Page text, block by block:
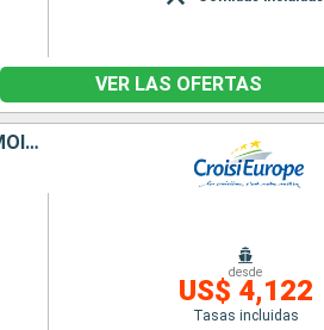
VER LAS OFERTAS
LA BELGIQUE ET SES CANAUX, CROISIÈRE À LA RENCONTRE DE L'ART, DU PATRIMOINE ET DES SAVEURS (PORT-PORT)
desde
US$ 4,122
Tasas incluidas